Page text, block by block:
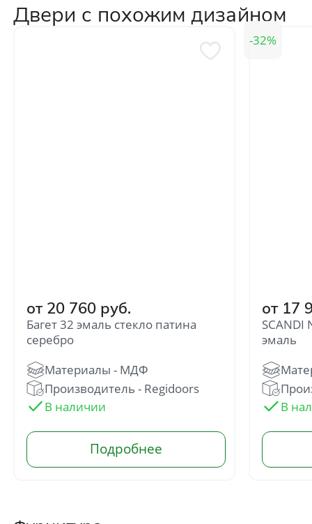
Двери с похожим дизайном
от 20 760 руб.
Багет 32 эмаль стекло патина
серебро
Производитель - Regidoors
32
от 17
SCANDI
эмаль